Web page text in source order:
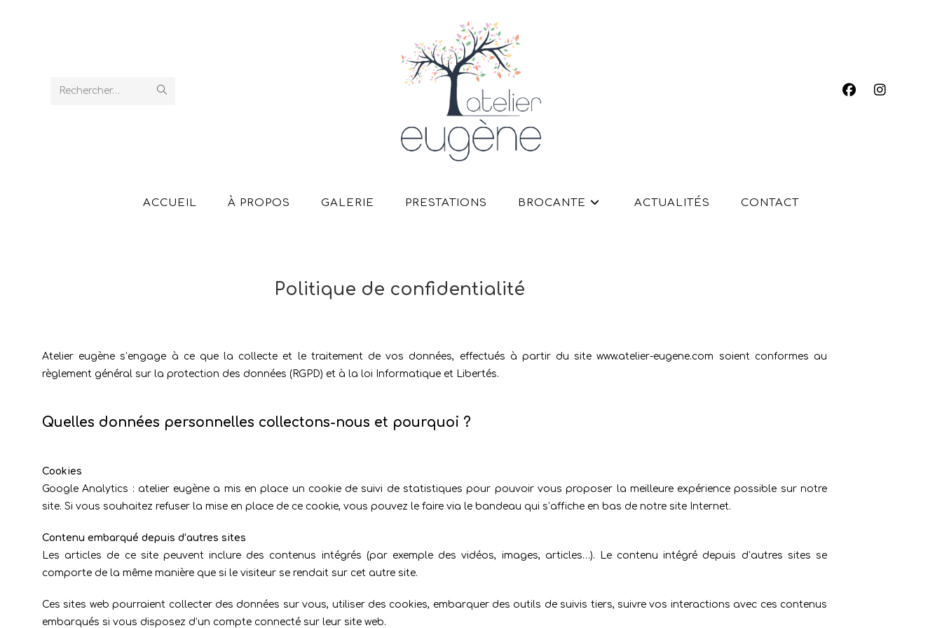
Rechercher…
ACCUEIL À PROPOS GALERIE PRESTATIONS BROCANTE ACTUALITÉS CONTACT
Politique de confidentialité​
Atelier eugène s’engage à ce que la collecte et le traitement de vos données, effectués à partir du site www.atelier-eugene.com soient conformes au
règlement général sur la protection des données (RGPD) et à la loi Informatique et Libertés.
Quelles données personnelles collectons-nous et pourquoi ?
Cookies
Google Analytics : atelier eugène a mis en place un cookie de suivi de statistiques pour pouvoir vous proposer la meilleure expérience possible sur notre
site. Si vous souhaitez refuser la mise en place de ce cookie, vous pouvez le faire via le bandeau qui s’affiche en bas de notre site Internet.
Contenu embarqué depuis d’autres sites
Les articles de ce site peuvent inclure des contenus intégrés (par exemple des vidéos, images, articles…). Le contenu intégré depuis d’autres sites se
comporte de la même manière que si le visiteur se rendait sur cet autre site.
Ces sites web pourraient collecter des données sur vous, utiliser des cookies, embarquer des outils de suivis tiers, suivre vos interactions avec ces contenus
embarqués si vous disposez d’un compte connecté sur leur site web.